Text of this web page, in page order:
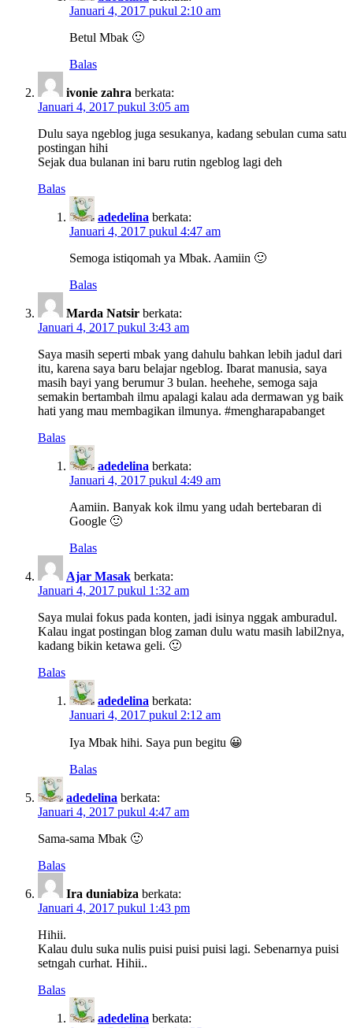
Januari 4, 2017 pukul 2:10 am
Betul Mbak 🙂
Balas
ivonie zahra berkata:
Januari 4, 2017 pukul 3:05 am
Dulu saya ngeblog juga sesukanya, kadang sebulan cuma satu
postingan hihi
Sejak dua bulanan ini baru rutin ngeblog lagi deh
Balas
adedelina berkata:
Januari 4, 2017 pukul 4:47 am
Semoga istiqomah ya Mbak. Aamiin 🙂
Balas
Marda Natsir berkata:
Januari 4, 2017 pukul 3:43 am
Saya masih seperti mbak yang dahulu bahkan lebih jadul dari
itu, karena saya baru belajar ngeblog. Ibarat manusia, saya
masih bayi yang berumur 3 bulan. heehehe, semoga saja
semakin bertambah ilmu apalagi kalau ada dermawan yg baik
hati yang mau membagikan ilmunya. #mengharapabanget
Balas
adedelina berkata:
Januari 4, 2017 pukul 4:49 am
Aamiin. Banyak kok ilmu yang udah bertebaran di
Google 🙂
Balas
Ajar Masak berkata:
Januari 4, 2017 pukul 1:32 am
Saya mulai fokus pada konten, jadi isinya nggak amburadul.
Kalau ingat postingan blog zaman dulu watu masih labil2nya,
kadang bikin ketawa geli. 🙂
Balas
adedelina berkata:
Januari 4, 2017 pukul 2:12 am
Iya Mbak hihi. Saya pun begitu 😀
Balas
adedelina berkata:
Januari 4, 2017 pukul 4:47 am
Sama-sama Mbak 🙂
Balas
Ira duniabiza berkata:
Januari 4, 2017 pukul 1:43 pm
Hihii.
Kalau dulu suka nulis puisi puisi puisi lagi. Sebenarnya puisi
setngah curhat. Hihii..
Balas
adedelina berkata: